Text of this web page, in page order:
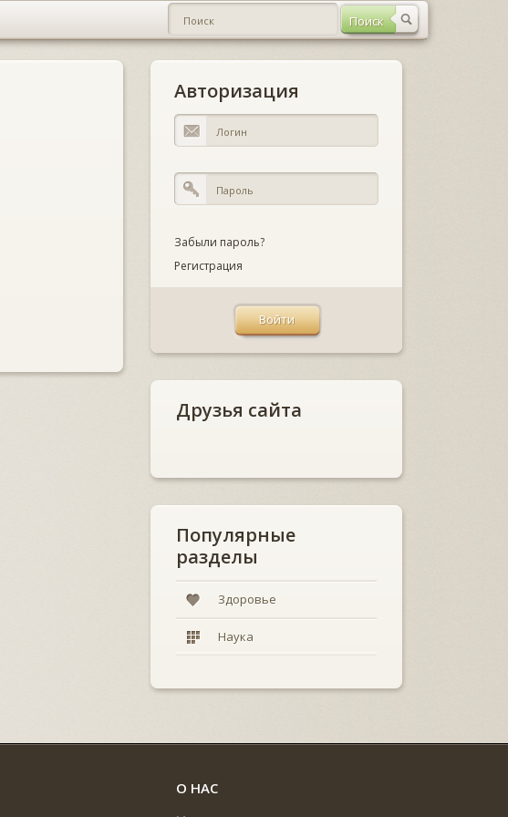
Авторизация
Забыли пароль?
Регистрация
Друзья сайта
Популярные
разделы
Здоровье
Наука
О НАС